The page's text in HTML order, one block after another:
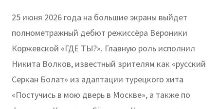
25 июня 2026 года на большие экраны выйдет
полнометражный дебют режиссёра Вероники
Коржевской «ГДЕ ТЫ?». Главную роль исполнил
Никита Волков, известный зрителям как «русский
Серкан Болат» из адаптации турецкого хита
«Постучись в мою дверь в Москве», а также по